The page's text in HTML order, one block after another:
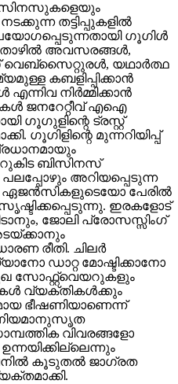
തട്ടിപ്പുകളില്‍
ഗൂഗിള്‍
തൊഴില്‍ അവസരങ്ങള്‍,
യഥാര്‍ത്ഥ
കബളിപ്പിക്കാന്‍
എന്നിവ നിര്‍മ്മിക്കാന്‍
ജനറേറ്റീവ് എഐ
ഗൂഗുളിന്റെ ട്രസ്റ്റ്
ഗൂഗിളിന്റെ മുന്നറിയിപ്പ്
ബിസിനസ്
അറിയപ്പെടുന്ന
ഏജന്‍സികളുടെയോ പേരില്‍
ഇരകളോട്
ജോലി പ്രോസസ്സിംഗ്
രീതി. ചിലര്‍
ഡാറ്റ മോഷ്ടിക്കാനോ
സോഫ്റ്റ്‌വെയറുകളും
വ്യക്തികള്‍ക്കും
ഭീഷണിയാണെന്ന്
നിയമാനുസൃത
വിവരങ്ങളോ
കൂടുതല്‍ ജാഗ്രത